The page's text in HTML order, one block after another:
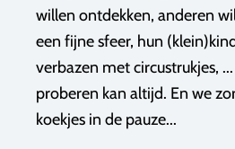
willen ontdekken, anderen
een fijne sfeer, hun
verbazen met circustrukjes,
proberen kan altijd. En we
koekjes in de pauze...